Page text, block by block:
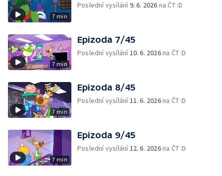
7 min
Poslední vysílání9. 6. 2026 na ČT :D
7 min
Epizoda 7/45
Poslední vysílání10. 6. 2026na ČT :D
7 min
Epizoda 8/45
Poslední vysílání11. 6. 2026na ČT :D
7 min
Epizoda 9/45
Poslední vysílání12. 6. 2026na ČT :D